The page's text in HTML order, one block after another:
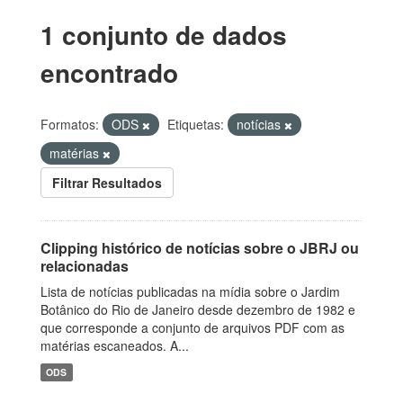
1 conjunto de dados
encontrado
Formatos: ODS Etiquetas:
notícias
matérias
Filtrar Resultados
Clipping histórico de notícias sobre o JBRJ ou
relacionadas
Lista de notícias publicadas na mídia sobre o Jardim
Botânico do Rio de Janeiro desde dezembro de 1982 e
que corresponde a conjunto de arquivos PDF com as
matérias escaneados. A...
ODS